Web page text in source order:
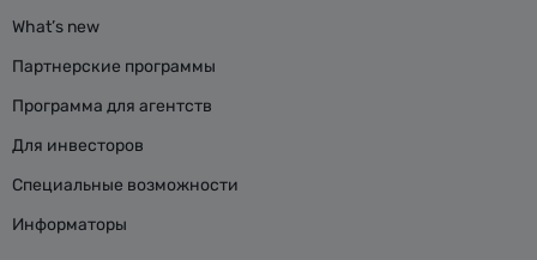
What’s new
Партнерские программы
Программа для агентств
Для инвесторов
Специальные возможности
Информаторы